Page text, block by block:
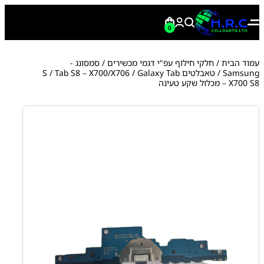
0
עמוד הבית / חלקי חילוף עפ"י דגמי מכשירים / סמסונג -
Samsung
/ טאבלטים S / Tab S8 – X700/X706 / Galaxy Tab
X700 S8 – מכלול שקע טעינה